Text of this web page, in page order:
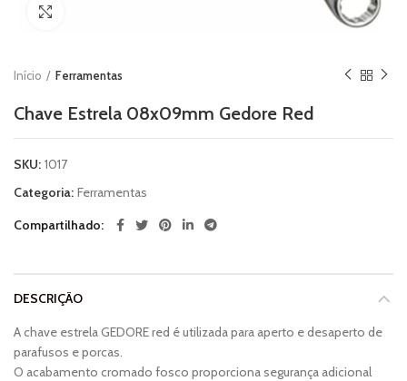
Início Ferramentas
Chave Estrela 08x09mm Gedore Red
SKU: 1017
Categoria: Ferramentas
Compartilhado
DESCRIÇÃO
A chave estrela GEDORE red é utilizada para aperto e desaperto de
parafusos e porcas.
O acabamento cromado fosco proporciona segurança adicional